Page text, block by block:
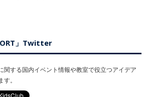
ORT」Twitter
関する国内イベント情報や教室で役立つアイデア
。